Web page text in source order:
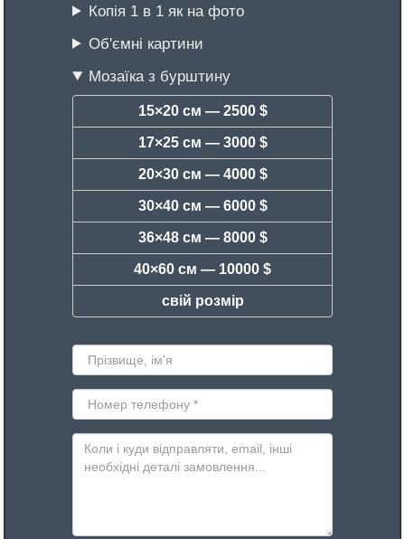
Копія 1 в 1 як на фото
Об'ємні картини
Мозаїка з бурштину
15×20 см — 2500 $
17×25 см — 3000 $
20×30 см — 4000 $
30×40 см — 6000 $
36×48 см — 8000 $
40×60 см — 10000 $
свій розмір